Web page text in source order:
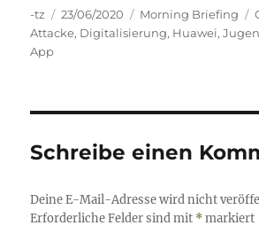
Autor
-tz
Veröffentlicht
am
23/06/2020 Kategorien
Morning Briefing
Attacke, Digitalisierung, Huawei,
App
Schreibe einen
Deine E-Mail-Adresse wird nicht
Erforderliche Felder sind mit *markiert